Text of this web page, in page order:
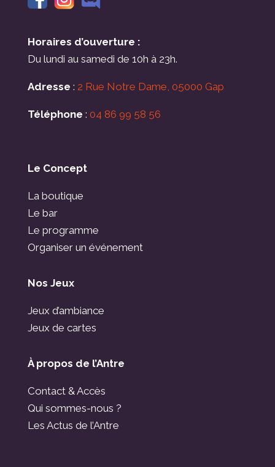
Horaires d’ouverture :
Du lundi au samedi de 10h à 23h.
Adresse : 2 Rue Notre Dame, 05000 Gap
Téléphone : 04 86 99 58 56
Le Concept
La boutique
Le bar
Le programme
Organiser un événement
Nos Jeux
Jeux d’ambiance
Jeux de cartes
À propos de l’Antre
Contact & Accès
Qui sommes-nous ?
Les Actus de l’Antre